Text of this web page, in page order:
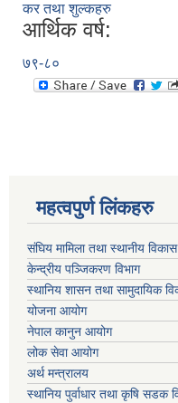
कर तथा शुल्कहरु
आर्थिक वर्ष:
७९-८०
महत्वपुर्ण लिंकहरु
संघिय मामिला तथा स्थानीय
केन्द्रीय पञ्जिकरण विभाग
स्थानिय शासन तथा सामुदायिक
योजना आयोग
नेपाल कानुन आयोग
लोक सेवा आयोग
अर्थ मन्त्रालय
स्थानिय पुर्वाधार तथा कृषि सडक